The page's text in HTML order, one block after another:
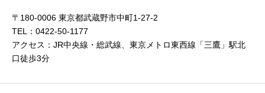
〒180-0006 東京都武蔵野市中町1-27-2
TEL：0422-50-1177
アクセス：JR中央線・総武線、東京メトロ東西線「三鷹」駅北
口徒歩3分